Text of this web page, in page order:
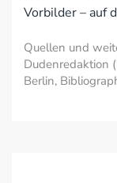
Vorbilder – auf
Quellen und
Dudenredaktion
Berlin,